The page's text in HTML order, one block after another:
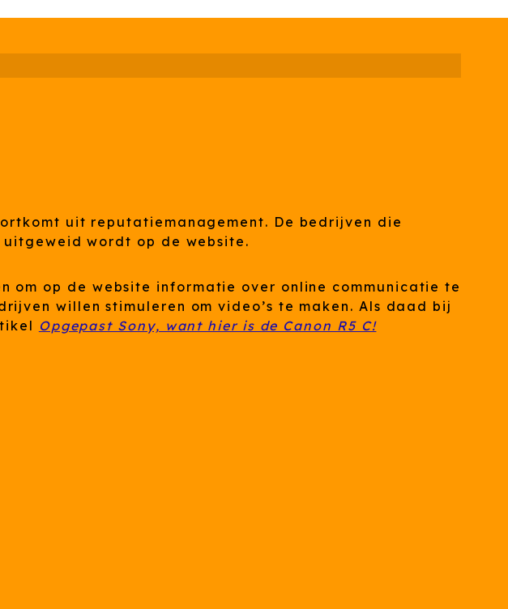
uit reputatiemanagement. De bedrijven die
wordt op de website.
om op de website informatie over online communicatie te
willen stimuleren om video’s te maken. Als daad bij
Opgepast Sony, want hier is de Canon R5 C!